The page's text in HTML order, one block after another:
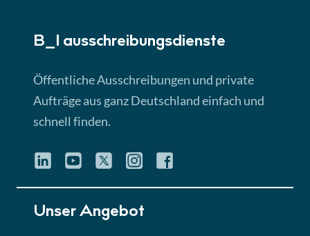
Lektion 3
► 4:31 Min
Quiz
Eignung im Vergabeverfahren
B_I ausschreibungs­dienste
Öffentliche Ausschreibungen und private
Aufträge aus ganz Deutschland einfach und
schnell finden.
Unser Angebot